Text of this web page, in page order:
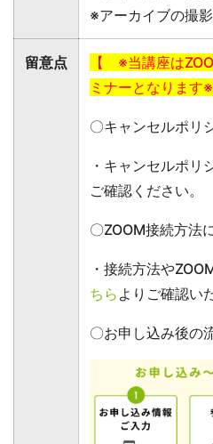
※アーカイブの撮影
留意点
【 ※当講座は
ミナーとなります
〇キャンセルポリ
・キャンセルポリ
ご確認ください。
〇ZOOM接続方法
・接続方法や
ちら よりご確認い
〇お申し込み後の